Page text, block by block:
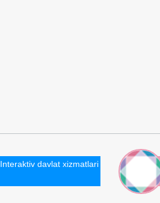
Interaktiv davlat xizmatlari